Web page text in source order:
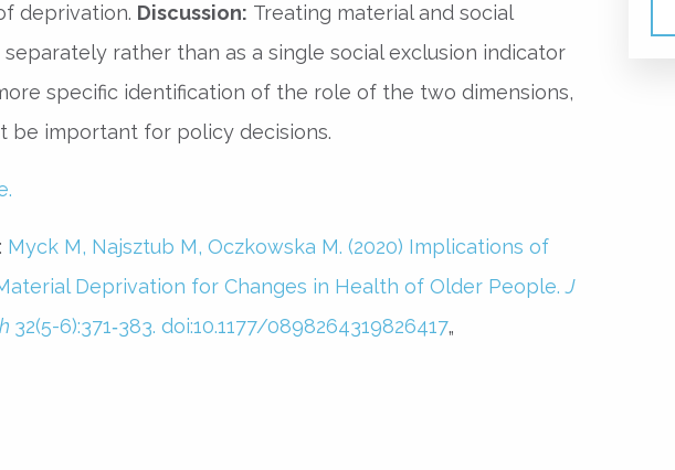
deprivation. Discussion: Treating material and social
rather than as a single social exclusion indicator
specific identification of the role of the two dimensions,
be important for policy decisions.
Myck M, Najsztub M, Oczkowska M. (2020) Implications of
Deprivation for Changes in Health of Older People.J
32(5-6):371‐383. doi:10.1177/0898264319826417„